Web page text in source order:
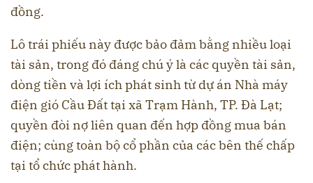
đồng.
Lô trái phiếu này được bảo đảm bằng nhiều loại
tài sản, trong đó đáng chú ý là các quyền tài sản,
dòng tiền và lợi ích phát sinh từ dự án Nhà máy
điện gió Cầu Đất tại xã Trạm Hành, TP. Đà Lạt;
quyền đòi nợ liên quan đến hợp đồng mua bán
điện; cùng toàn bộ cổ phần của các bên thế chấp
tại tổ chức phát hành.